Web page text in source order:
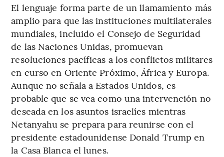
El lenguaje forma parte de un llamamiento más
amplio para que las instituciones multilaterales
mundiales, incluido el Consejo de Seguridad
de las Naciones Unidas, promuevan
resoluciones pacíficas a los conflictos militares
en curso en Oriente Próximo, África y Europa.
Aunque no señala a Estados Unidos, es
probable que se vea como una intervención no
deseada en los asuntos israelíes mientras
Netanyahu se prepara para reunirse con el
presidente estadounidense Donald Trump en
la Casa Blanca el lunes.